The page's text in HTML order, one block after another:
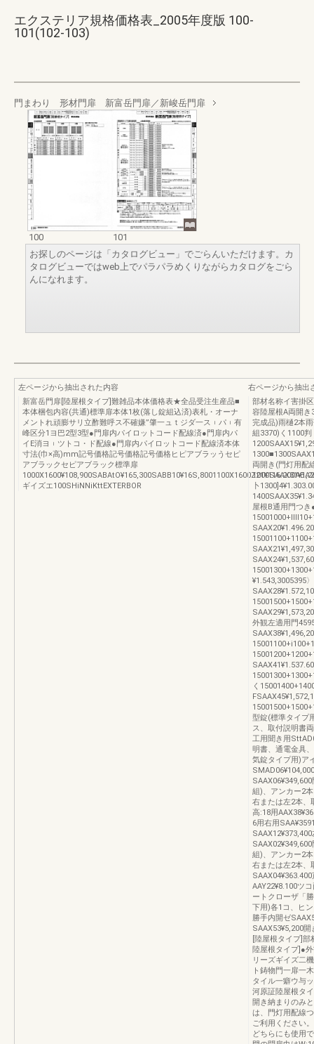
エクステリア規格価格表_2005年度版 100-
101(102-103)
門まわり 形材門扉 新富岳門扉／新峻岳門扉
100
101
お探しのページは「カタログビュー」でごらんいただけます。カ
タログビューではweb上でパラパラめくりながらカタログをごら
んになれます。
左ページから抽出された内容
新富岳門扉[陸屋根タイプ]難雑品本体価格表★全品受注生産品■
本体梱包内容(共通)標準扉本体1枚(落し錠組込済)表札・オーナ
メントれ頑膨サリ立酢難呼ス不確嫌”肇一ュｔジダ一ス︲パ︲有
峰区分1ヨ巴2型3型●門扉内パイロットコード配線済●門扉内パ
イE消ヨ︲ツトコ・ド配線●門扉内パイロットコード配線済本体
寸法(巾×高)mm記号価格記号価格記号価格ヒピアブラッうセピ
アブラックセピアブラック標準扉
ギイズエ100SHiNNiKttEXTERBOR
右ページから抽出
部材名称イ害掛
容陸屋根A両開き
完成品)雨樋2本
組3370)く1100
両開き(門灯用配
卜
屋根B通用門つ
¥1.543,3005395
外観左適用門
く
型錠(標準タイプ
ス、取付説明書
工用聞き用
明書、通電金具
気錠タイプ用)ア
組)、アンカー2
右または左2本、
高:18用
6用右用
組)、アンカー2
右または左2本、
AAY22¥8.100ツ
ートクローザ「
下用)各1コ、ヒ
勝手内開ゼ
SAAX53¥5,200
[陸屋根タイプ]
陸屋根タイプ]●
リーズギイズ二
ト鋳物門一扉一
タイル一癖ウ与
河原証陸屋根タ
開き納まりのみ
は、門灯用配線
ご利用ください
どちらにも使用